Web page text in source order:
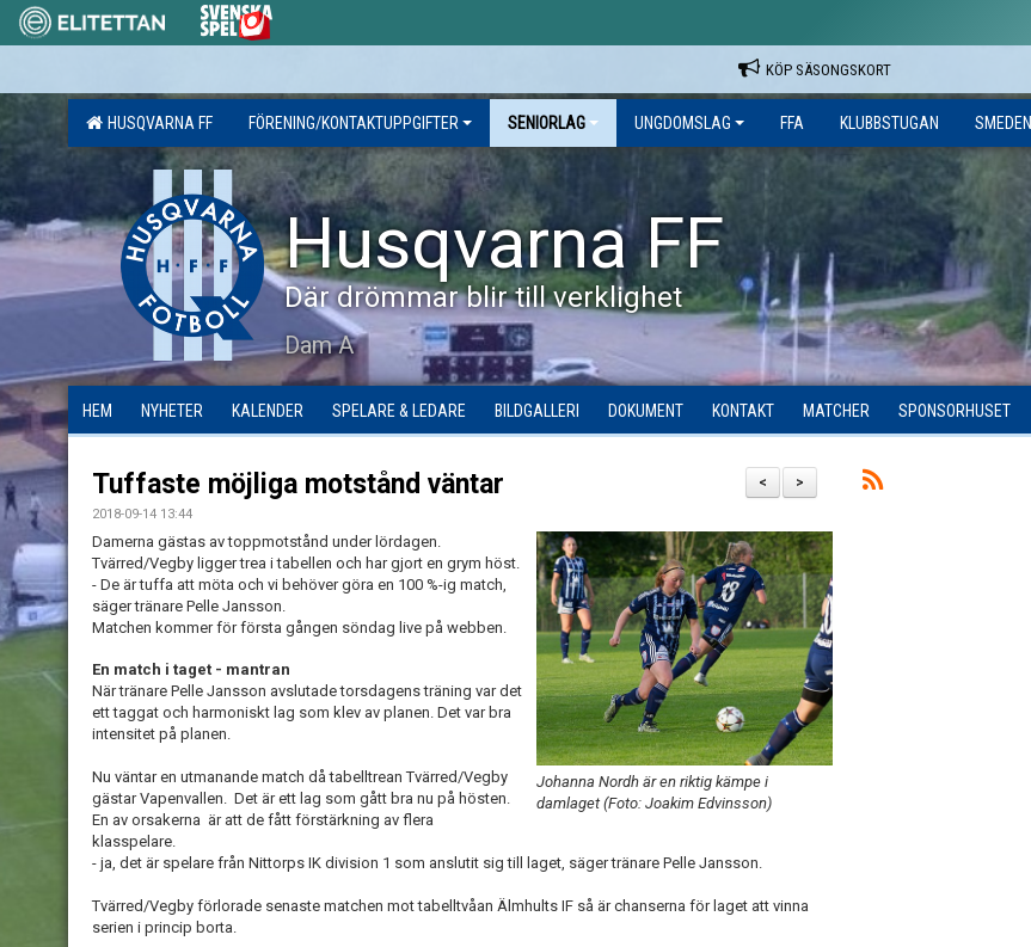
KÖP SÄSONGSKORT
HUSQVARNA FF FÖRENING/KONTAKTUPPGIFTER SENIORLAG UNGDOMSLAG FFA KLUBBSTUGAN SMEDEN
Husqvarna FF
Där drömmar blir till verklighet
Dam A
HEM NYHETER KALENDER SPELARE & LEDARE BILDGALLERI DOKUMENT KONTAKT MATCHER SPONSORHUSET
>
<
Tuffaste möjliga motstånd väntar
2018-09-14 13:44
Johanna Nordh är en riktig kämpe i
damlaget (Foto: Joakim Edvinsson)
Damerna gästas av toppmotstånd under lördagen.
Tvärred/Vegby ligger trea i tabellen och har gjort en grym höst.
- De är tuffa att möta och vi behöver göra en 100 %-ig match,
säger tränare Pelle Jansson.
Matchen kommer för första gången söndag live på webben.
En match i taget - mantran
När tränare Pelle Jansson avslutade torsdagens träning var det
ett taggat och harmoniskt lag som klev av planen. Det var bra
intensitet på planen.
Nu väntar en utmanande match då tabelltrean Tvärred/Vegby
gästar Vapenvallen. Det är ett lag som gått bra nu på hösten.
En av orsakerna är att de fått förstärkning av flera
klasspelare.
- ja, det är spelare från Nittorps IK division 1 som anslutit sig till laget, säger tränare Pelle Jansson.
Tvärred/Vegby förlorade senaste matchen mot tabelltvåan Älmhults IF så är chanserna för laget att vinna
serien i princip borta.